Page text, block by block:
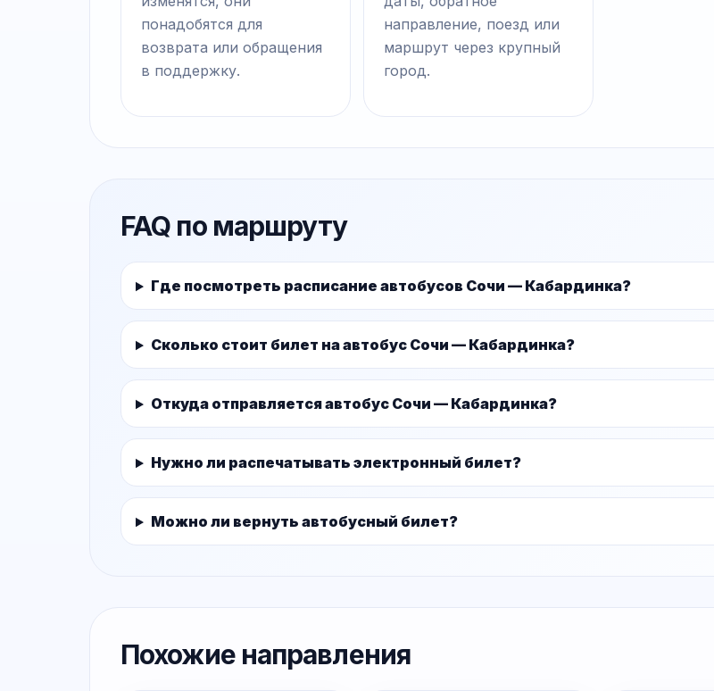
понадобятся для
возврата или обращения
в поддержку.
направление, поезд или
маршрут через крупный
город.
FAQ по маршруту
Где посмотреть расписание автобусов Сочи — Кабардинка?
Сколько стоит билет на автобус Сочи — Кабардинка?
Откуда отправляется автобус Сочи — Кабардинка?
Нужно ли распечатывать электронный билет?
Можно ли вернуть автобусный билет?
Похожие направления